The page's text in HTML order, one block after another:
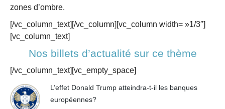
zones d’ombre.
[/vc_column_text][/vc_column][vc_column width= »1/3″]
[vc_column_text]
Nos billets d’actualité sur ce thème
[/vc_column_text][vc_empty_space]
L’effet Donald Trump atteindra-t-il les banques
européennes?